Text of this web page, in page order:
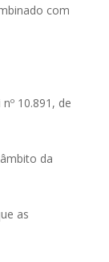
com
10.891, de
da
as